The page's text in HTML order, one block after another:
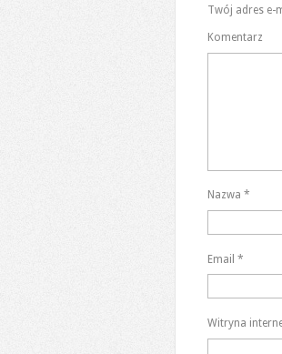
Twój adres e-
Komentarz
Nazwa *
Email *
Witryna